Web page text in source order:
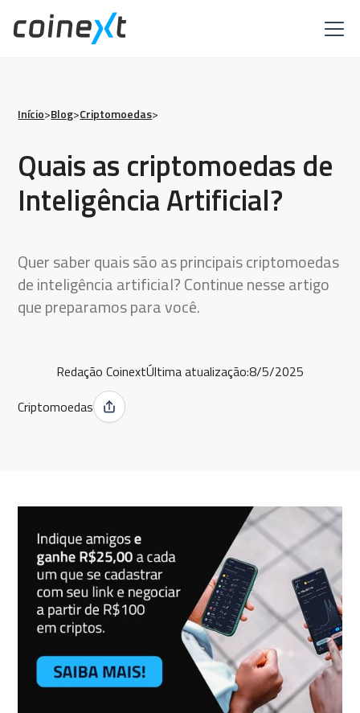
Início>Blog>Criptomoedas>
Quais as criptomoedas de
Inteligência Artificial?
Quer saber quais são as principais criptomoedas
de inteligência artificial? Continue nesse artigo
que preparamos para você.
Redação CoinextÚltima atualização:8/5/2025
Criptomoedas